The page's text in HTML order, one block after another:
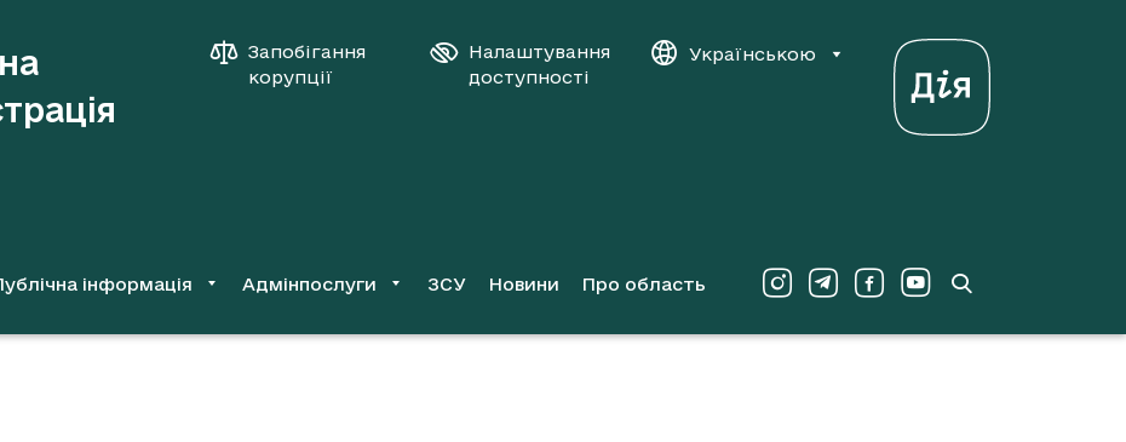
Запобігання
корупції
Налаштування
доступності
Українською
інформація Адмінпослуги ЗСУ Новини Про область